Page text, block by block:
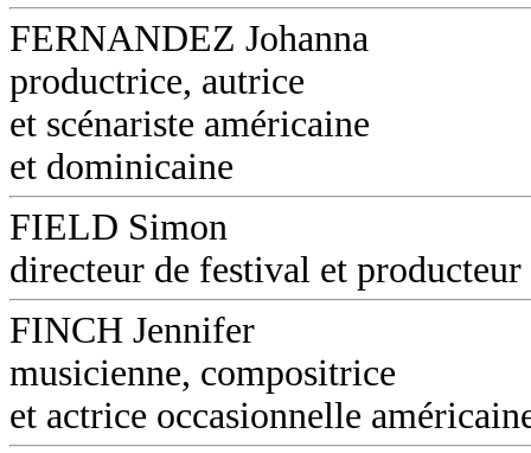
FERNANDEZ Johanna
productrice, autrice
et scénariste américaine
et dominicaine
FIELD Simon
directeur de festival et
FINCH Jennifer
musicienne, compositrice
et actrice occasionnelle